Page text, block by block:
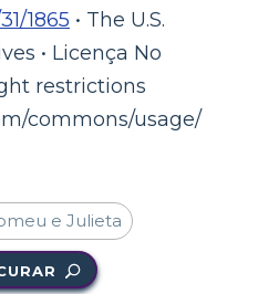
1865 • The U.S.
• Licença No
restrictions
commons/usage/